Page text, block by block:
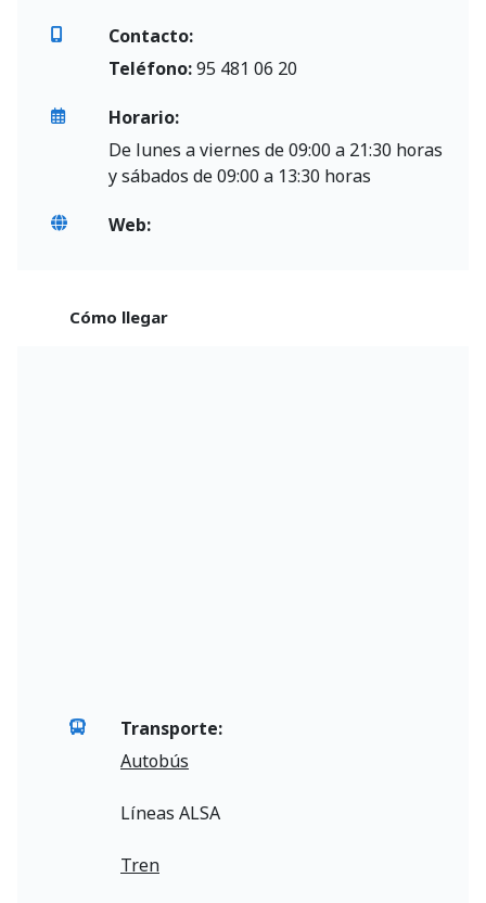
Contacto:
Teléfono:95 481 06 20
Horario:
De lunes a viernes de 09:00 a 21:30 horas
y sábados de 09:00 a 13:30 horas
Web:
Cómo llegar
Transporte:
Autobús
Líneas ALSA
Tren